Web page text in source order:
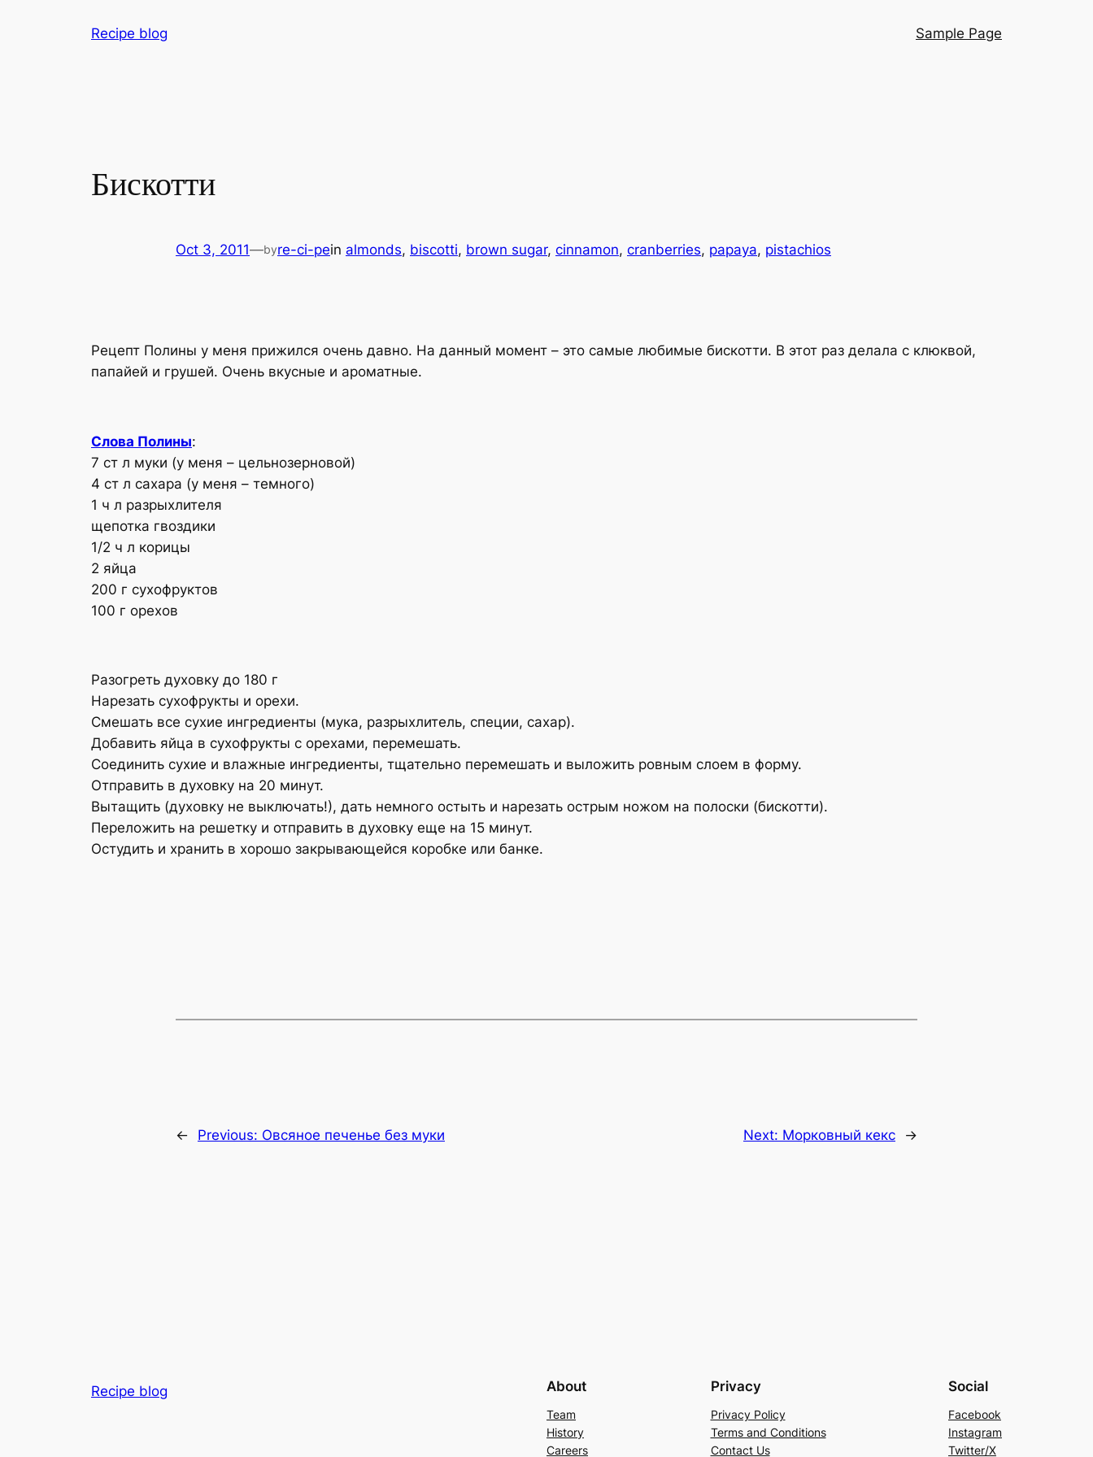
Recipe blog Sample Page
Бискотти
Oct 3, 2011—byre-ci-pein almonds, biscotti, brown sugar, cinnamon, cranberries, papaya, pistachios
Рецепт Полины у меня прижился очень давно. На данный момент – это самые любимые бискотти. В этот раз делала с клюквой,
папайей и грушей. Очень вкусные и ароматные.
Слова Полины:
7 ст л муки (у меня – цельнозерновой)
4 ст л сахара (у меня – темного)
1 ч л разрыхлителя
щепотка гвоздики
1/2 ч л корицы
2 яйца
200 г сухофруктов
100 г орехов
Разогреть духовку до 180 г
Нарезать сухофрукты и орехи.
Смешать все сухие ингредиенты (мука, разрыхлитель, специи, сахар).
Добавить яйца в сухофрукты с орехами, перемешать.
Соединить сухие и влажные ингредиенты, тщательно перемешать и выложить ровным слоем в форму.
Отправить в духовку на 20 минут.
Вытащить (духовку не выключать!), дать немного остыть и нарезать острым ножом на полоски (бискотти).
Переложить на решетку и отправить в духовку еще на 15 минут.
Остудить и хранить в хорошо закрывающейся коробке или банке.
← Previous: Овсяное печенье без муки Next: Морковный кекс →
Recipe blog About
Team
History
Careers
Privacy
Privacy Policy
Terms and Conditions
Contact Us
Social
Facebook
Instagram
Twitter/X